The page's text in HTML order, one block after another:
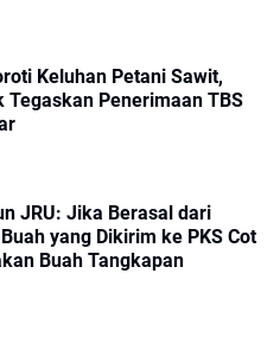
Keluhan Petani Sawit,
Tegaskan Penerimaan TBS
JRU: Jika Berasal dari
yang Dikirim ke PKS Cot
Buah Tangkapan